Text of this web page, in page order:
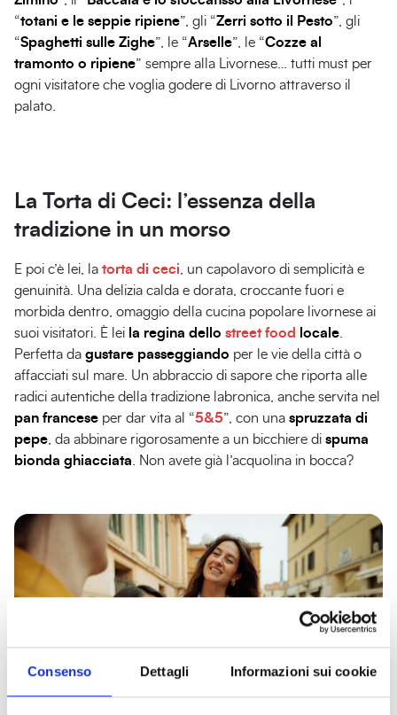
Consenso Dettagli Informazioni sui cookie
“totani e le seppie ripiene”, gli “Zerri sotto il Pesto”, gli
“Spaghetti sulle Zighe”, le “Arselle”, le “Cozze al
tramonto o ripiene” sempre alla Livornese… tutti must per
ogni visitatore che voglia godere di Livorno attraverso il
palato.
La Torta di Ceci: l’essenza della
tradizione in un morso
E poi c’è lei, la torta di ceci , un capolavoro di semplicità e
genuinità. Una delizia calda e dorata, croccante fuori e
morbida dentro, omaggio della cucina popolare livornese ai
suoi visitatori. È lei la regina dello street food locale
Perfetta da gustare passeggiando per le vie della città o
affacciati sul mare. Un abbraccio di sapore che riporta alle
radici autentiche della tradizione labronica, anche servita nel
pan francese per dar vita al “5&5”, con una spruzzata di
pepe , da abbinare rigorosamente a un bicchiere di spuma
bionda ghiacciata . Non avete già l’acquolina in bocca?